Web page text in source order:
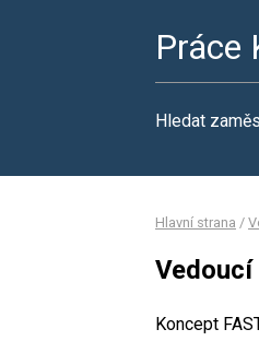
Práce
Hledat
Hlavní strana /
Koncept